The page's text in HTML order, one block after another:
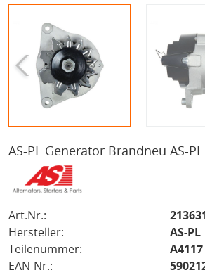
AS-PL Generator Brandneu AS-PL
Art.Nr.:
Hersteller:
AS-PL
Teilenummer:
A4117
EAN-Nr.: